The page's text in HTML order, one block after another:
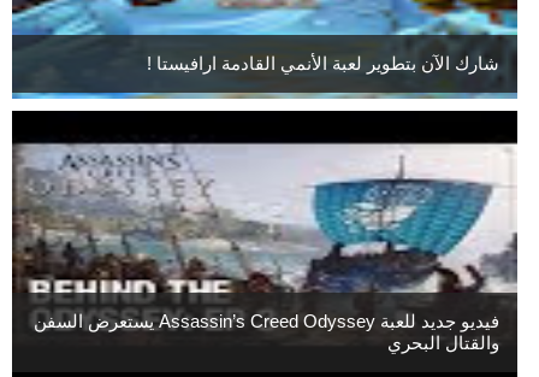
شارك الآن بتطوير لعبة الأنمي القادمة ارافيستا !
فيديو جديد للعبة Assassin’s Creed Odyssey يستعرض السفن
والقتال البحري